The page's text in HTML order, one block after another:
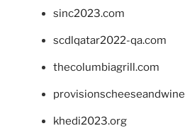
sinc2023.com
scdlqatar2022-qa.com
thecolumbiagrill.com
khedi2023.org